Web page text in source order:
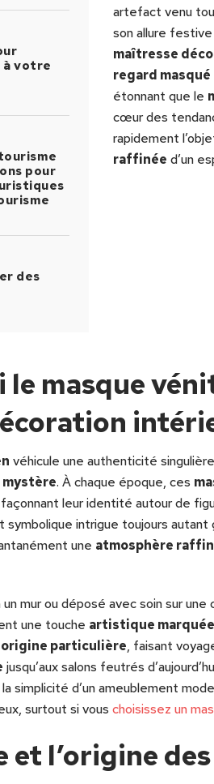
à votre
pour
des
artefact venu
son allure
maîtresse déco
regard masqué
étonnant que le
cœur des
rapidement
raffinée d’un
le masque
véhicule une authenticité
mystère. À chaque époque, ces
leur identité autour de
symbolique intrigue toujours autant
une atmosphère
un mur ou déposé avec soin sur une
une touche artistique marquée
origine particulière, faisant
jusqu’aux salons feutrés
simplicité d’un ameublement
surtout si vous choisissez un
et l’origine